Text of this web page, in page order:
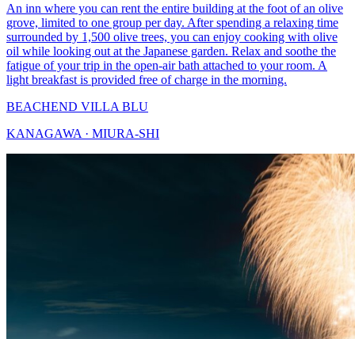
An inn where you can rent the entire building at the foot of an olive
grove, limited to one group per day. After spending a relaxing time
surrounded by 1,500 olive trees, you can enjoy cooking with olive
oil while looking out at the Japanese garden. Relax and soothe the
fatigue of your trip in the open-air bath attached to your room. A
light breakfast is provided free of charge in the morning.
BEACHEND VILLA BLU
KANAGAWA · MIURA-SHI